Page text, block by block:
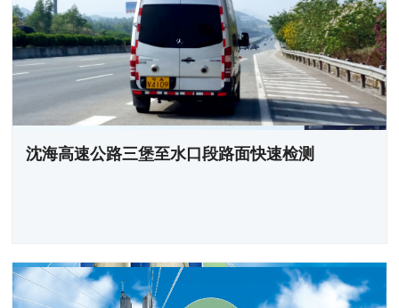
沈海高速公路三堡至水口段路面快速检测